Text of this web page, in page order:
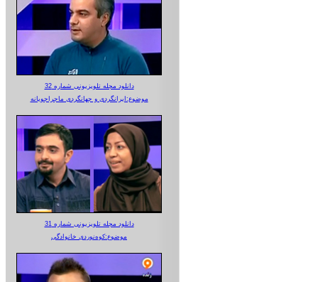
دانلود مجله تلویزیونی شماره 32
موضوع:ایرانگردی و جهانگردی ماجراجویانه
دانلود مجله تلویزیونی شماره 31
موضوع:کوه‌نوردی خانوادگی